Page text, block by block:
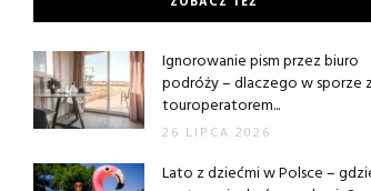
Ignorowanie pism przez biuro
podróży – dlaczego w sporze
touroperatorem...
26 LIPCA 2026
Lato z dziećmi w Polsce –